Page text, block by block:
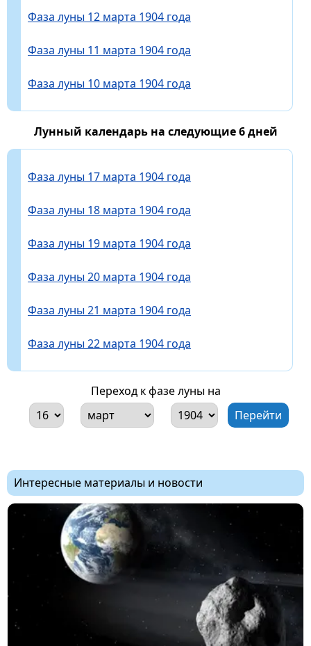
Фаза луны 12 марта 1904 года
Фаза луны 11 марта 1904 года
Фаза луны 10 марта 1904 года
Лунный календарь на следующие 6 дней
Фаза луны 17 марта 1904 года
Фаза луны 18 марта 1904 года
Фаза луны 19 марта 1904 года
Фаза луны 20 марта 1904 года
Фаза луны 21 марта 1904 года
Фаза луны 22 марта 1904 года
Переход к фазе луны на
Интересные материалы и новости